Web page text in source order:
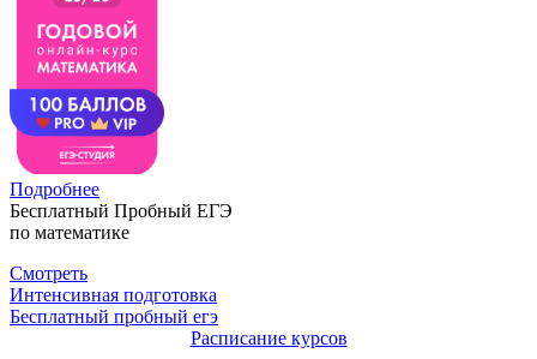
Подробнее
Бесплатный Пробный ЕГЭ
по математике
Смотреть
Интенсивная подготовка
Бесплатный пробный егэ
Расписание курсов